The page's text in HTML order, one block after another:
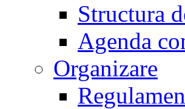
Structura
Agenda
Organizare